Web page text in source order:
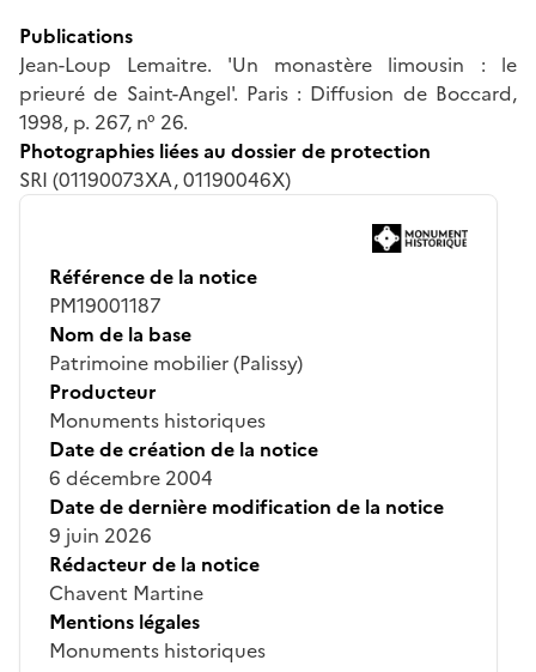
Publications
Jean-Loup Lemaitre. 'Un monastère limousin : le
prieuré de Saint-Angel'. Paris : Diffusion de Boccard,
1998, p. 267, n° 26.
Photographies liées au dossier de protection
SRI (01190073XA, 01190046X)
Référence de la notice
PM19001187
Nom de la base
Patrimoine mobilier (Palissy)
Producteur
Monuments historiques
Date de création de la notice
6 décembre 2004
Date de dernière modification de la notice
9 juin 2026
Rédacteur de la notice
Chavent Martine
Mentions légales
Monuments historiques